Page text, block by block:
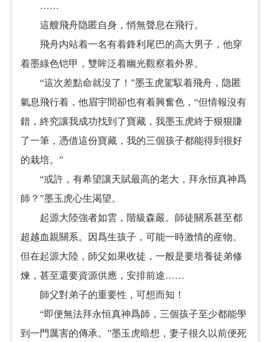
……
這艘飛舟隐匿自身，悄無聲息在飛行。
飛舟内站着一名有着鋒利尾巴的高大男子，他穿
着墨綠色铠甲，雙眸泛着幽光觀察着外界。
“這次差點命就沒了！”墨玉虎駕馭着飛舟，隐匿
氣息飛行着，他眉宇間卻也有着興奮色，“但情報沒有
錯，終究讓我成功找到了寶藏，我墨玉虎終于狠狠賺
了一筆，憑借這份寶藏，我的三個孩子都能得到很好
的栽培。”
“或許，有希望讓天賦最高的老大，拜永恒真神爲
師？”墨玉虎心生渴望。
起源大陸強者如雲，階級森嚴。師徒關系甚至都
超越血親關系。因爲生孩子，可能一時激情的産物。
但在起源大陸，師父如果收徒，一般是要培養徒弟修
煉，甚至還要資源供應，安排前途……
師父對弟子的重要性，可想而知！
“即便無法拜永恒真神爲師，三個孩子至少都能學
到一門厲害的傳承。”墨玉虎暗想，妻子很久以前便死